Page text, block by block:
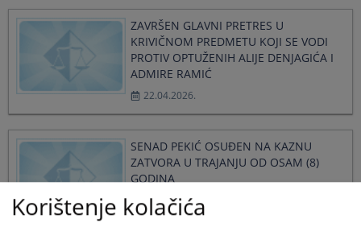
ZAVRŠEN GLAVNI PRETRES U
KRIVIČNOM PREDMETU KOJI SE VODI
PROTIV OPTUŽENIH ALIJE DENJAGIĆA I
ADMIRE RAMIĆ
22.04.2026.
SENAD PEKIĆ OSUĐEN NA KAZNU
ZATVORA U TRAJANJU OD OSAM (8)
GODINA
13.03.2026.
Korištenje kolačića